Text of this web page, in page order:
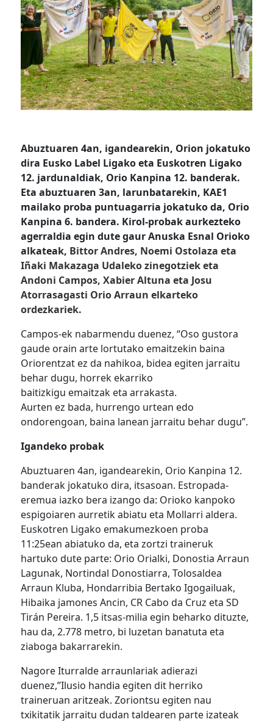
Abuztuaren 4an, igandearekin, Orion jokatuko
dira Eusko Label Ligako eta Euskotren Ligako
12. jardunaldiak, Orio Kanpina 12. banderak.
Eta abuztuaren 3an, larunbatarekin, KAE1
mailako proba puntuagarria jokatuko da, Orio
Kanpina 6. bandera. Kirol-probak aurkezteko
agerraldia egin dute gaur Anuska Esnal Orioko
alkateak, Bittor Andres, Noemi Ostolaza eta
Iñaki Makazaga Udaleko zinegotziek eta
Andoni Campos, Xabier Altuna eta Josu
Atorrasagasti Orio Arraun elkarteko
ordezkariek.
Campos-ek nabarmendu duenez, “Oso gustora
gaude orain arte lortutako emaitzekin baina
Oriorentzat ez da nahikoa, bidea egiten jarraitu
behar dugu, horrek ekarriko
baitizkigu emaitzak eta arrakasta.
Aurten ez bada, hurrengo urtean edo
ondorengoan, baina lanean jarraitu behar dugu”.
Igandeko probak
Abuztuaren 4an, igandearekin, Orio Kanpina 12.
banderak jokatuko dira, itsasoan. Estropada-
eremua iazko bera izango da: Orioko kanpoko
espigoiaren aurretik abiatu eta Mollarri aldera.
Euskotren Ligako emakumezkoen proba
11:25ean abiatuko da, eta zortzi traineruk
hartuko dute parte: Orio Orialki, Donostia Arraun
Lagunak, Nortindal Donostiarra, Tolosaldea
Arraun Kluba, Hondarribia Bertako Igogailuak,
Hibaika jamones Ancin, CR Cabo da Cruz eta SD
Tirán Pereira. 1,5 itsas-milia egin beharko dituzte,
hau da, 2.778 metro, bi luzetan banatuta eta
ziaboga bakarrarekin.
Nagore Iturralde arraunlariak adierazi
duenez,”Ilusio handia egiten dit herriko
traineruan aritzeak. Zoriontsu egiten nau
txikitatik jarraitu dudan taldearen parte izateak